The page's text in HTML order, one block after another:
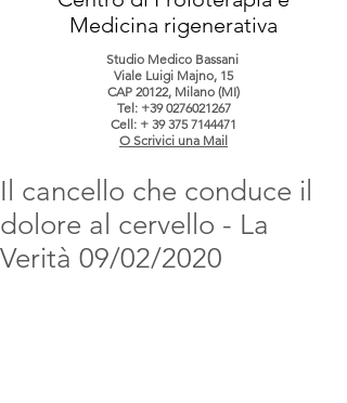
Medicina rigenerativa
Studio Medico Bassani
Viale Luigi Majno, 15
CAP 20122, Milano (MI)
Tel: +39 0276021267
Cell: + 39 375 7144471
O Scrivici una Mail
Il cancello che conduce il
dolore al cervello - La
Verità 09/02/2020